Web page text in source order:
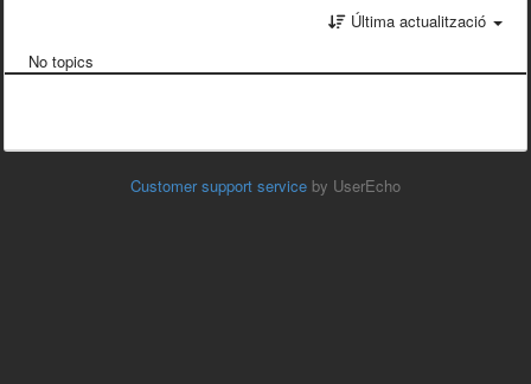
Última actualització
No topics
Customer support service by UserEcho